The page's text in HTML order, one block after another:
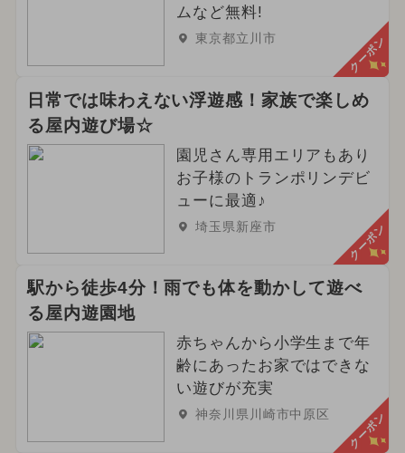
ムなど無料!
東京都立川市 クーポン
日常では味わえない浮遊感！家族で楽しめ
る屋内遊び場☆
園児さん専用エリアもあり
お子様のトランポリンデビ
ューに最適♪
埼玉県新座市 クーポン
駅から徒歩4分！雨でも体を動かして遊べ
る屋内遊園地
赤ちゃんから小学生まで年
齢にあったお家ではできな
い遊びが充実
神奈川県川崎市中原区 クーポン